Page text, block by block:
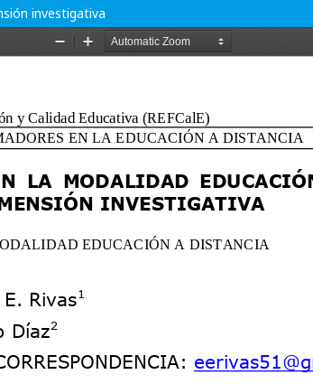
investigativa